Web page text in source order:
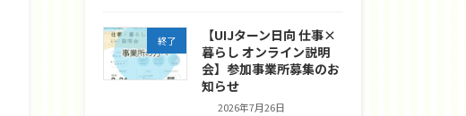
終了
【UIJターン日向 仕事×
暮らし オンライン説明
会】参加事業所募集のお
知らせ
2026年7月26日